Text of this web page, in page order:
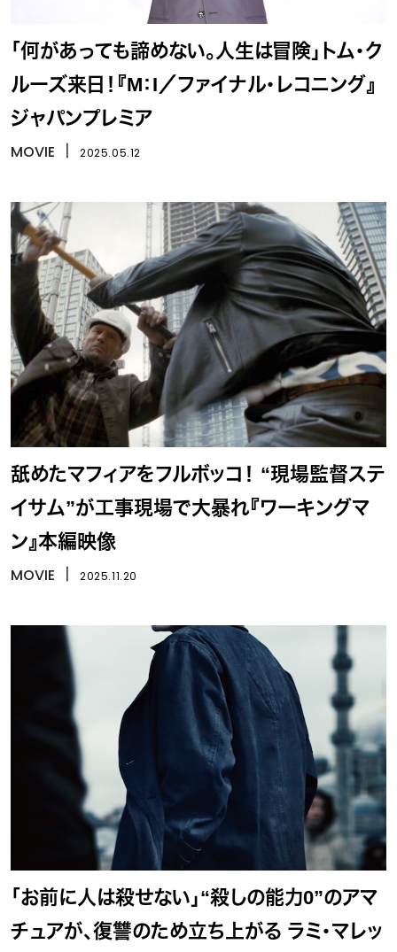
「何があっても諦めない。人生は冒険」トム・ク
ルーズ来日！『M：I／ファイナル・レコニング』
ジャパンプレミア
MOVIE 2025.05.12
舐めたマフィアをフルボッコ！ “現場監督ステ
イサム”が工事現場で大暴れ『ワーキングマ
ン』本編映像
MOVIE 2025.11.20
「お前に人は殺せない」“殺しの能力0”のアマ
チュアが、復讐のため立ち上がる ラミ・マレッ